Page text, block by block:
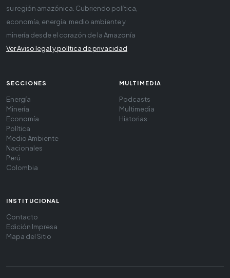
su región amazónica. Cubriendo política,
economía, energía, medio ambiente y
minería desde el corazón de la Amazonía
Ver Aviso legal y política de privacidad
SECCIONES
Energía
Minería
Economía
Política
Medio Ambiente
Nacionales
Perú
Colombia
MULTIMEDIA
Podcasts
Multimedia
Historias
INSTITUCIONAL
Contacto
Edición Impresa
Mapa del Sitio